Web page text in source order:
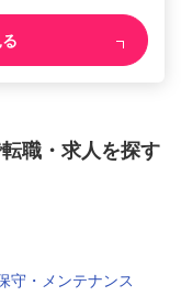
職・求人を探す
守・メンテナンス